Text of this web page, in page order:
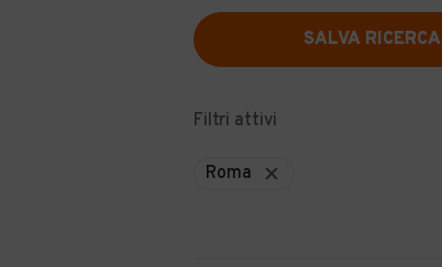
SALVA RICERCA
Filtri attivi
Roma